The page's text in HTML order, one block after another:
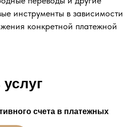
инструменты в зависимости
конкретной платежной
счета в платежных